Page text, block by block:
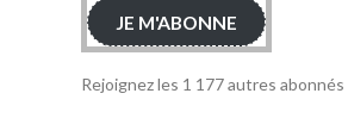
JE M'ABONNE
Rejoignez les 1 177 autres abonnés